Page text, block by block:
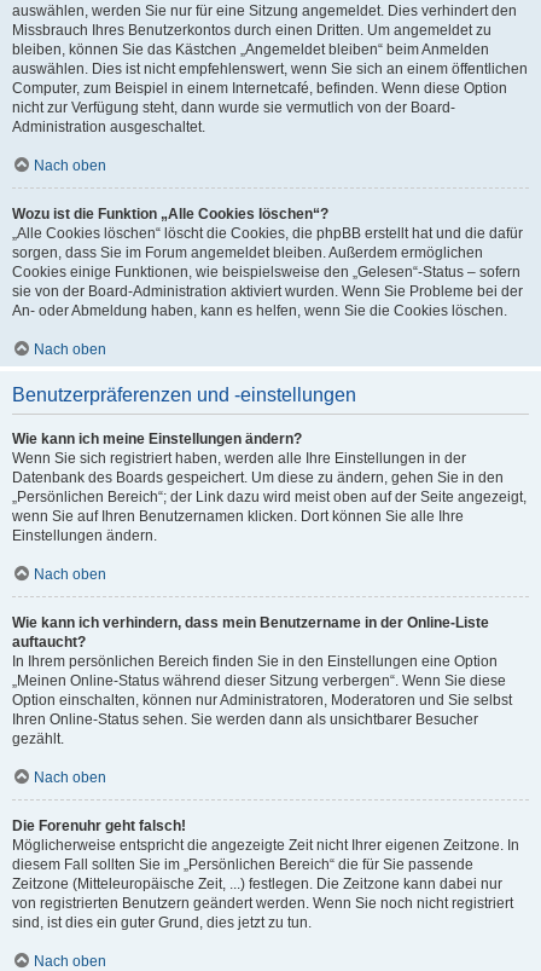
auswählen, werden Sie nur für eine Sitzung angemeldet. Dies verhindert den
Missbrauch Ihres Benutzerkontos durch einen Dritten. Um angemeldet zu
bleiben, können Sie das Kästchen „Angemeldet bleiben“ beim Anmelden
auswählen. Dies ist nicht empfehlenswert, wenn Sie sich an einem öffentlichen
Computer, zum Beispiel in einem Internetcafé, befinden. Wenn diese Option
nicht zur Verfügung steht, dann wurde sie vermutlich von der Board-
Administration ausgeschaltet.
Nach oben
Wozu ist die Funktion „Alle Cookies löschen“?
„Alle Cookies löschen“ löscht die Cookies, die phpBB erstellt hat und die dafür
sorgen, dass Sie im Forum angemeldet bleiben. Außerdem ermöglichen
Cookies einige Funktionen, wie beispielsweise den „Gelesen“-Status – sofern
sie von der Board-Administration aktiviert wurden. Wenn Sie Probleme bei der
An- oder Abmeldung haben, kann es helfen, wenn Sie die Cookies löschen.
Nach oben
Benutzerpräferenzen und -einstellungen
Wie kann ich meine Einstellungen ändern?
Wenn Sie sich registriert haben, werden alle Ihre Einstellungen in der
Datenbank des Boards gespeichert. Um diese zu ändern, gehen Sie in den
„Persönlichen Bereich“; der Link dazu wird meist oben auf der Seite angezeigt,
wenn Sie auf Ihren Benutzernamen klicken. Dort können Sie alle Ihre
Einstellungen ändern.
Nach oben
Wie kann ich verhindern, dass mein Benutzername in der Online-Liste
auftaucht?
In Ihrem persönlichen Bereich finden Sie in den Einstellungen eine Option
„Meinen Online-Status während dieser Sitzung verbergen“. Wenn Sie diese
Option einschalten, können nur Administratoren, Moderatoren und Sie selbst
Ihren Online-Status sehen. Sie werden dann als unsichtbarer Besucher
gezählt.
Nach oben
Die Forenuhr geht falsch!
Möglicherweise entspricht die angezeigte Zeit nicht Ihrer eigenen Zeitzone. In
diesem Fall sollten Sie im „Persönlichen Bereich“ die für Sie passende
Zeitzone (Mitteleuropäische Zeit, ...) festlegen. Die Zeitzone kann dabei nur
von registrierten Benutzern geändert werden. Wenn Sie noch nicht registriert
sind, ist dies ein guter Grund, dies jetzt zu tun.
Nach oben